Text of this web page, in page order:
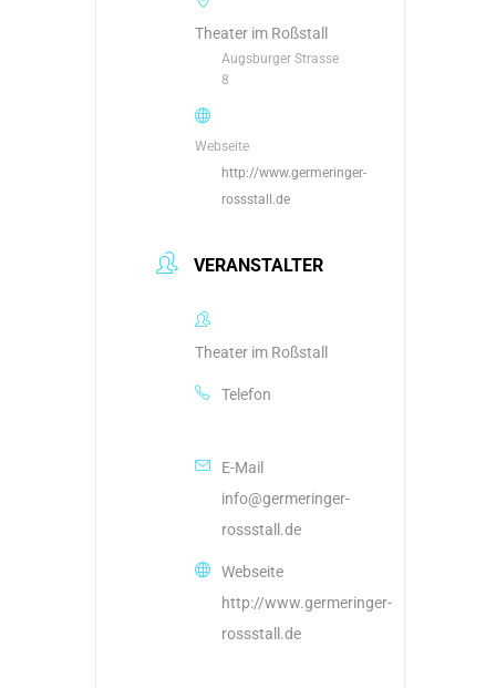
Theater im Roßstall
Augsburger Strasse
8
Webseite
http://www.germeringer-
rossstall.de
VERANSTALTER
Theater im Roßstall
Telefon
E-Mail
info@germeringer-
rossstall.de
Webseite
http://www.germeringer-
rossstall.de